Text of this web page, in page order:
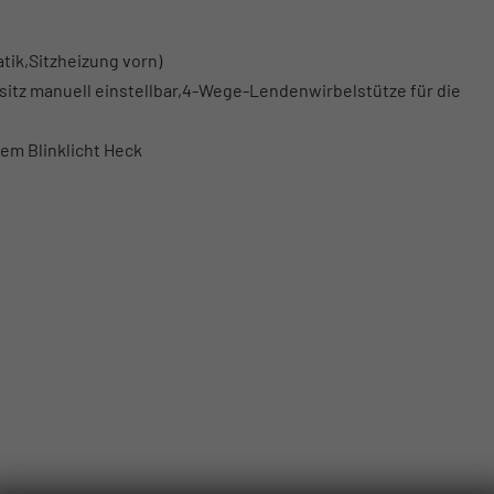
vorn)
manuell einstellbar,4-Wege-Lendenwirbelstütze für die
Blinklicht Heck